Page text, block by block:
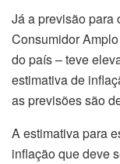
Já a previsão para
Consumidor
do país – teve
estimativa de
as previsões são
A estimativa para
inflação que deve